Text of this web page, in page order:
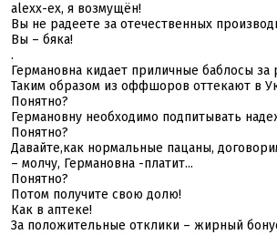
alexx-ex, я возмущён!
Вы не радеете за отечественных
Вы – бяка!
.
Германовна кидает приличные баблосы за
Таким образом из оффшоров оттекают в
Понятно?
Германовну необходимо подпитывать
Понятно?
Давайте,как нормальные пацаны,
– молчу, Германовна -платит...
Понятно?
Потом получите свою долю!
Как в аптеке!
За положительные отклики – жирный